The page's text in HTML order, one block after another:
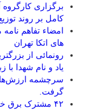
برگزاری
کامل بر روند
امضاء تفاهم
های اتکا تهران
رونمائی از
یاد و نام شهدا با
سرچشمه
گرفت.